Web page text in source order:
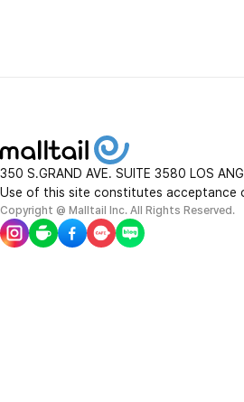
350 S.GRAND AVE. SUITE 3580 LOS
Use of this site constitutes acceptance
Copyright @ Malltail Inc. All Rights Reserved.